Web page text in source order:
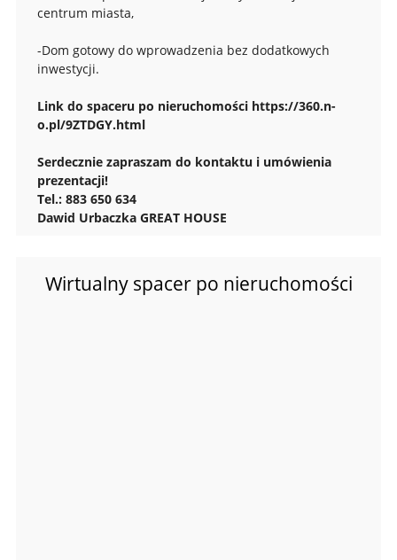
centrum miasta,
-Dom gotowy do wprowadzenia bez dodatkowych
inwestycji.
Link do spaceru po nieruchomości https://360.n-
o.pl/9ZTDGY.html
Serdecznie zapraszam do kontaktu i umówienia
prezentacji!
Tel.: 883 650 634
Dawid Urbaczka GREAT HOUSE
Wirtualny spacer po nieruchomości